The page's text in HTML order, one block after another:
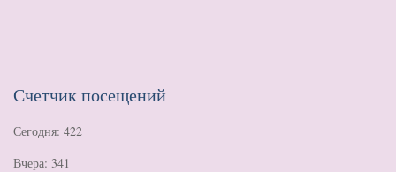
Счетчик посещений
Сегодня: 422
Вчера: 341